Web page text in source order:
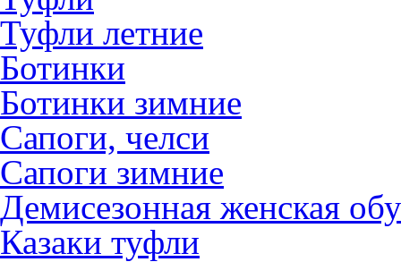
Туфли летние
Ботинки
Ботинки зимние
Сапоги, челси
Сапоги зимние
Демисезонная женская
Казаки туфли